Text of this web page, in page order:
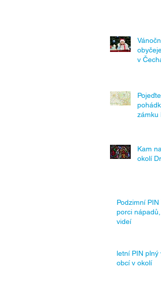
v
zámku
Kam
okolí
Podzimní
porci
videí
letní PIN plný
obcí v okolí